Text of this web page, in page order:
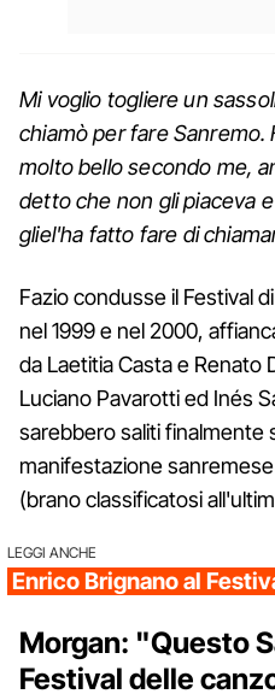
Mi voglio togliere un
chiamò per fare
molto bello secondo me,
detto che non gli piaceva
gliel'ha fatto fare di
Fazio condusse il Festival
nel 1999 e nel 2000,
da Laetitia Casta e Renato
Luciano Pavarotti ed Inés
sarebbero saliti finalmente
manifestazione
(brano classificatosi
LEGGI ANCHE
Enrico Brignano al
Morgan: "Questo
Festival delle